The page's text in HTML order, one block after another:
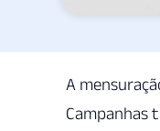
A
Campanhas